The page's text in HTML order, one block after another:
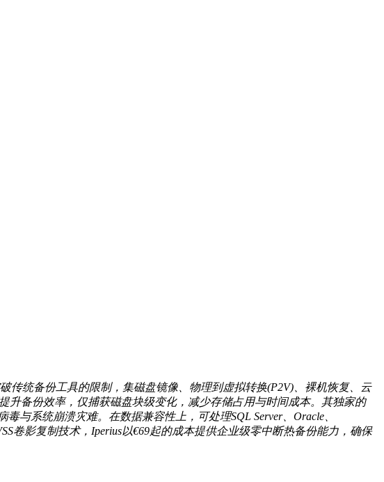
传统备份工具的限制，集磁盘镜像、物理到虚拟转换(P2V)、裸机恢复、云
升备份效率，仅捕获磁盘块级变化，减少存储占用与时间成本。其独家的
与系统崩溃灾难。在数据兼容性上，可处理SQL Server、Oracle、
卷影复制技术，Iperius以€69起的成本提供企业级零中断热备份能力，确保